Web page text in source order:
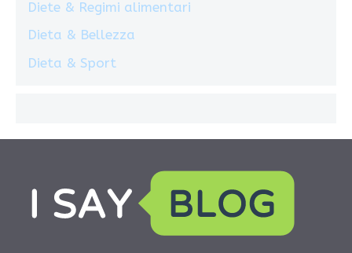
Diete & Regimi alimentari
Dieta & Bellezza
Dieta & Sport